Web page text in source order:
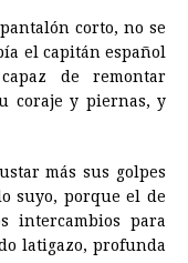
corto, no se
el capitán español
de remontar
coraje y piernas, y
más sus golpes
suyo, porque el de
intercambios para
latigazo, profunda